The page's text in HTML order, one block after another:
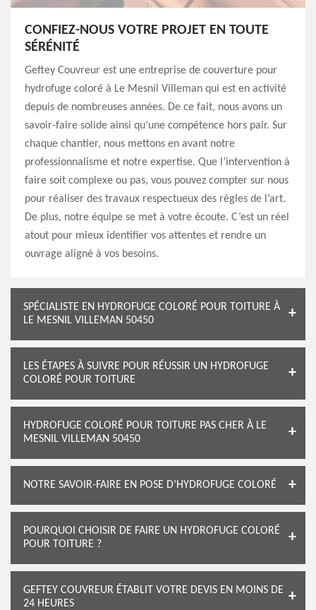
CONFIEZ-NOUS VOTRE PROJET EN TOUTE
SÉRÉNITÉ
Geftey Couvreur est une entreprise de couverture pour
hydrofuge coloré à Le Mesnil Villeman qui est en activité
depuis de nombreuses années. De ce fait, nous avons un
savoir-faire solide ainsi qu’une compétence hors pair. Sur
chaque chantier, nous mettons en avant notre
professionnalisme et notre expertise. Que l’intervention à
faire soit complexe ou pas, vous pouvez compter sur nous
pour réaliser des travaux respectueux des règles de l’art.
De plus, notre équipe se met à votre écoute. C’est un réel
atout pour mieux identifier vos attentes et rendre un
ouvrage aligné à vos besoins.
SPÉCIALISTE EN HYDROFUGE COLORÉ POUR TOITURE À
LE MESNIL VILLEMAN 50450
LES ÉTAPES À SUIVRE POUR RÉUSSIR UN HYDROFUGE
COLORÉ POUR TOITURE
HYDROFUGE COLORÉ POUR TOITURE PAS CHER À LE
MESNIL VILLEMAN 50450
NOTRE SAVOIR-FAIRE EN POSE D’HYDROFUGE COLORÉ
POURQUOI CHOISIR DE FAIRE UN HYDROFUGE COLORÉ
POUR TOITURE ?
GEFTEY COUVREUR ÉTABLIT VOTRE DEVIS EN MOINS DE
24 HEURES